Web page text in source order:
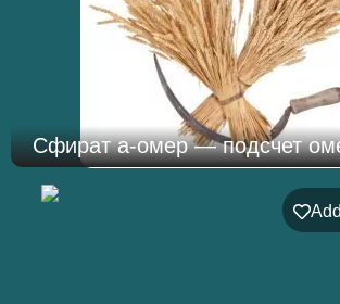
Сфират а-омер — подсчет